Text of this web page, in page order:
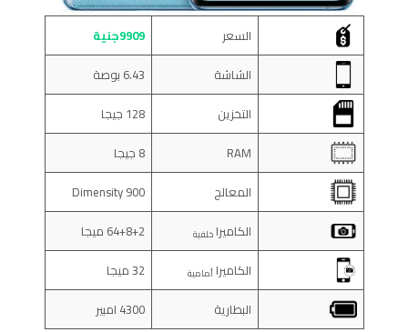
السعر
9909جنية
الشاشة
6.43 بوصة
التخزين
128 جيجا
RAM
8 جيجا
المعالج
Dimensity 900
الكاميرا خلفية
64+8+2 ميجا
الكاميرا أمامية
32 ميجا
البطارية
4300 امبير